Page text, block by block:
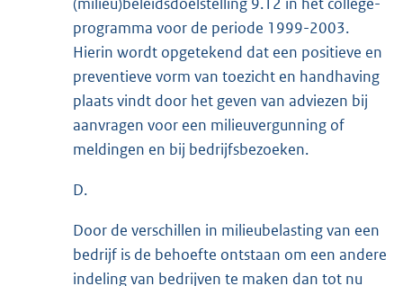
programma voor de periode 1999-2003.
Hierin wordt opgetekend dat een positieve en
preventieve vorm van toezicht en handhaving
plaats vindt door het geven van adviezen bij
aanvragen voor een milieuvergunning of
meldingen en bij bedrijfsbezoeken.
D.
Door de verschillen in milieubelasting van een
bedrijf is de behoefte ontstaan om een andere
indeling van bedrijven te maken dan tot nu